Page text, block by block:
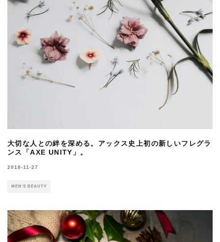
大切な人との絆を深める。アックス史上初の新しいフレグラ
ンス「AXE UNITY」。
2018-11-27
MEN'S BEAUTY